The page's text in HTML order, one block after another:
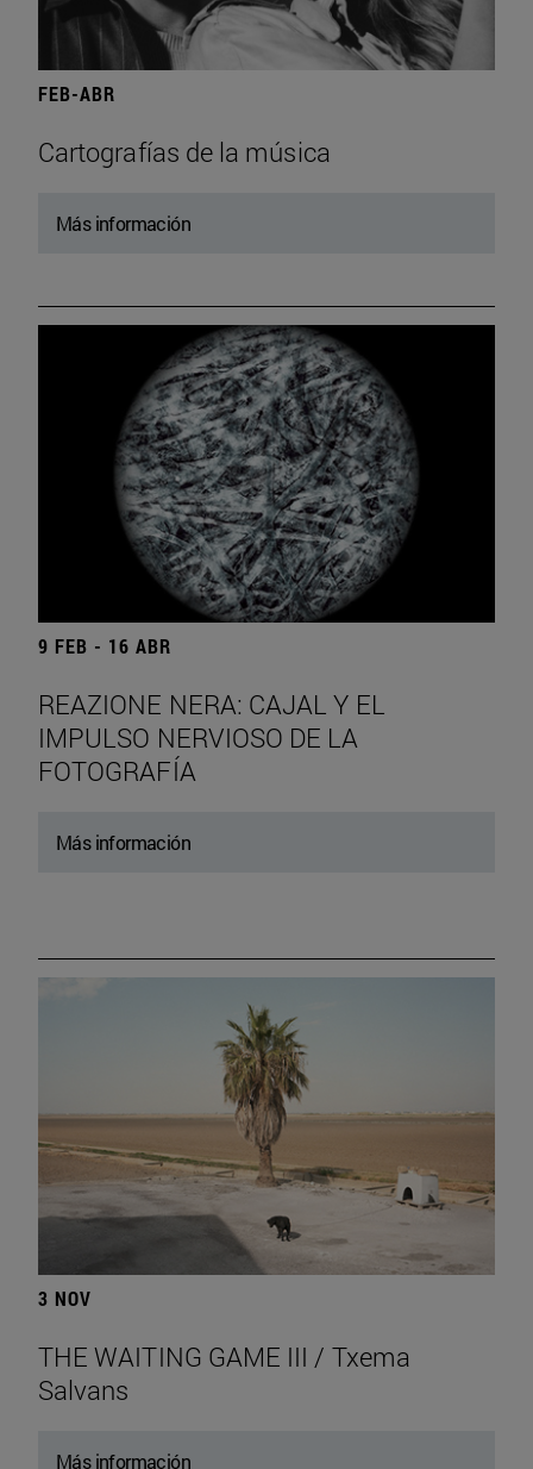
FEB-ABR
Cartografías de la música
Más información
9 FEB - 16 ABR
REAZIONE NERA: CAJAL Y EL
IMPULSO NERVIOSO DE LA
FOTOGRAFÍA
Más información
3 NOV
THE WAITING GAME III / Txema
Salvans
Más información